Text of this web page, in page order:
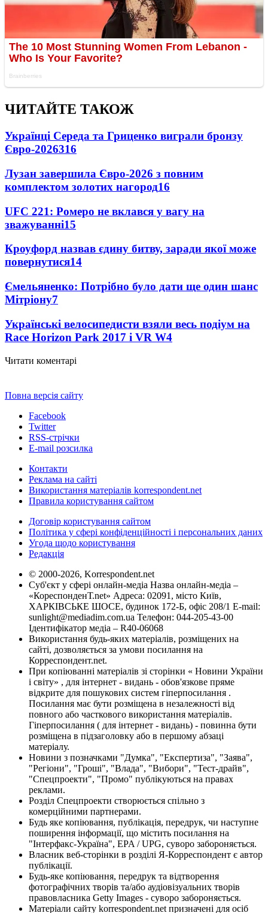
ЧИТАЙТЕ ТАКОЖ
Українці Середа та Гриценко виграли бронзу
Євро-2026316
Лузан завершила Євро-2026 з повним
комплектом золотих нагород16
UFC 221: Ромеро не вклався у вагу на
зважуванні15
Кроуфорд назвав єдину битву, заради якої може
повернутися14
Ємельяненко: Потрібно було дати ще один шанс
Мітріону7
Українські велосипедисти взяли весь подіум на
Race Horizon Park 2017 і VR W4
Читати коментарі
Повна версія сайту
Facebook
Twitter
RSS-стрічки
E-mail розсилка
Контакти
Реклама на сайті
Використання матеріалів korrespondent.net
Правила користування сайтом
Договір користування сайтом
Політика у сфері конфіденційності і персональних даних
Угода щодо користування
Редакція
© 2000-2026, Korrespondent.net
Суб'єкт у сфері онлайн-медіа Назва онлайн-медіа –
«КореспонденТ.net» Адреса: 02091, місто Київ,
ХАРКІВСЬКЕ ШОСЕ, будинок 172-Б, офіс 208/1 E-mail:
sunlight@mediadim.com.ua Телефон: 044-205-43-00
Ідентифікатор медіа – R40-06068
Використання будь-яких матеріалів, розміщених на
сайті, дозволяється за умови посилання на
Корреспондент.net.
При копіюванні матеріалів зі сторінки « Новини України
і світу» , для інтернет - видань - обов'язкове пряме
відкрите для пошукових систем гіперпосилання .
Посилання має бути розміщена в незалежності від
повного або часткового використання матеріалів.
Гіперпосилання ( для інтернет - видань) - повинна бути
розміщена в підзаголовку або в першому абзаці
матеріалу.
Новини з позначками "Думка", "Експертиза", "Заява",
"Регіони", "Гроші", "Влада", "Вибори", "Тест-драйв",
"Спецпроекти", "Промо" публікуються на правах
реклами.
Розділ Спецпроекти створюється спільно з
комерційними партнерами.
Будь яке копіювання, публікація, передрук, чи наступне
поширення інформації, що містить посилання на
"Інтерфакс-Україна", EPA / UPG, суворо забороняється.
Власник веб-сторінки в розділі Я-Корреспондент є автор
публікації.
Будь-яке копіювання, передрук та відтворення
фотографічних творів та/або аудіовізуальних творів
правовласника Getty Images - суворо забороняється.
Матеріали сайту korrespondent.net призначені для осіб